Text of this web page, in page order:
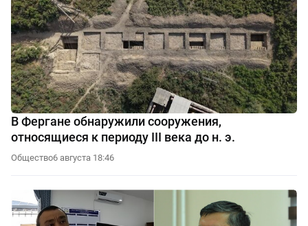
В Фергане обнаружили сооружения,
относящиеся к периоду III века до н. э.
Общество6 августа 18:46